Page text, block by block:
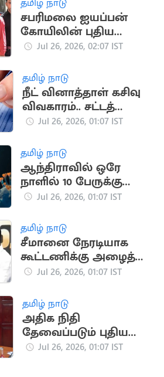
சபரிமலை ஐயப்பன்
கோயிலின் புதிய
தலைமை அர்ச்சகராக
நியமனம்
Jul 26, 2026, 02:07 IST
தமிழ் நாடு
நீட் வினாத்தாள் கசிவு
விவகாரம்.. சட்டத்
திருத்த மசோதா
Jul 26, 2026, 01:07 IST
தமிழ் நாடு
ஆந்திராவில் ஒரே
நாளில் 10 பேருக்கு
கொரோனா தொற்று
Jul 26, 2026, 01:07 IST
தமிழ் நாடு
சீமானை நேரடியாக
கூட்டணிக்கு அழைத்த
நயினார் நாகேந்திரன்
Jul 26, 2026, 01:07 IST
தமிழ் நாடு
அதிக நிதி
தேவைப்படும் புதிய
திட்டங்களுக்கு NO..?
Jul 26, 2026, 01:07 IST